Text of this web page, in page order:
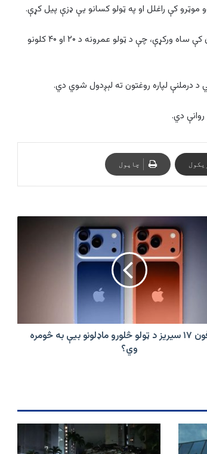
کې راغلل او په ټولو کسانو یې ډزې پیل کړې.
دوی زیاتوي، په دغه ډزو کې ۷ کسان ځای پر ځای وژل شوي او یو کس په روغتون کې ساه ورکړې، چې د ټولو عمرونه د ۲۰ او ۴۰ کلونو
دي.
چاپول
د آی فون ۱۷ سیریز د ټولو څلورو ماډلونو بیې به څومره
وي؟